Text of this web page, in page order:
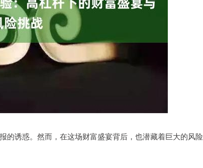
的诱惑。然而，在这场财富盛宴背后，也潜藏着巨大的风险